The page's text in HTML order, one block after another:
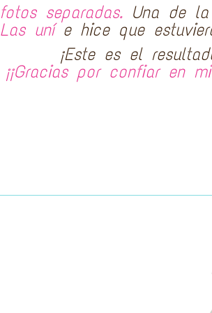
fotos separadas.Una de la
Las uníe hice que
¡Este es el
¡¡Gracias por confiar en